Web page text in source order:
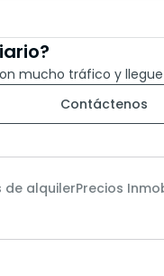
mucho tráfico y
Contáctenos
de alquilerPrecios